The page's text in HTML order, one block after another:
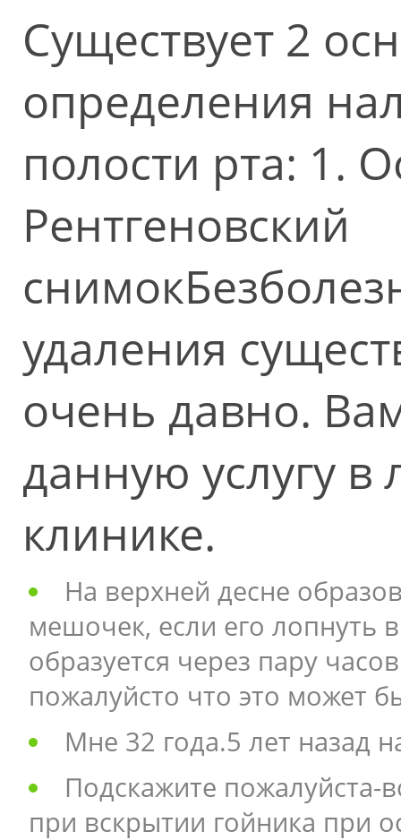
Существует 2
определения
полости рта: 1.
Рентгеновский
удаления
очень давно.
данную услугу
клинике.
На верхней десне
мешочек, если его лопнуть
образуется через пару
пожалуйсто что это может
Мне 32 года.5 лет назад
Подскажите
при вскрытии гойника при